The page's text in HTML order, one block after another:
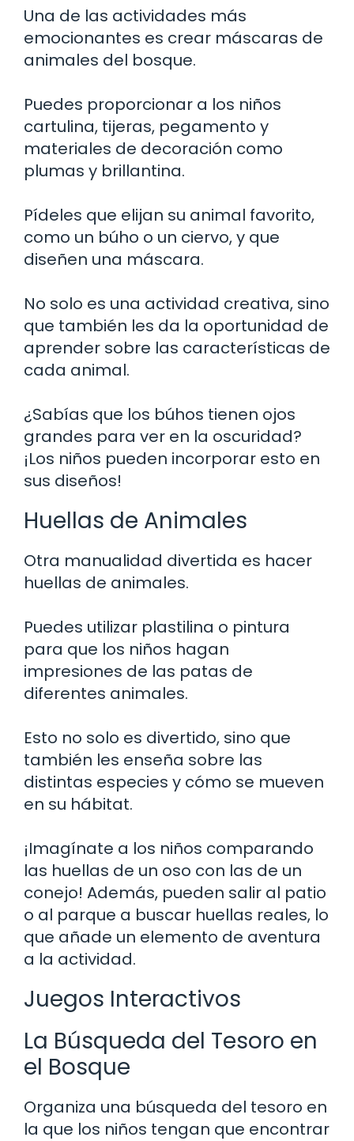
Una de las actividades más
emocionantes es crear máscaras de
animales del bosque.
Puedes proporcionar a los niños
cartulina, tijeras, pegamento y
materiales de decoración como
plumas y brillantina.
Pídeles que elijan su animal favorito,
como un búho o un ciervo, y que
diseñen una máscara.
No solo es una actividad creativa, sino
que también les da la oportunidad de
aprender sobre las características de
cada animal.
¿Sabías que los búhos tienen ojos
grandes para ver en la oscuridad?
¡Los niños pueden incorporar esto en
sus diseños!
Huellas de Animales
Otra manualidad divertida es hacer
huellas de animales.
Puedes utilizar plastilina o pintura
para que los niños hagan
impresiones de las patas de
diferentes animales.
Esto no solo es divertido, sino que
también les enseña sobre las
distintas especies y cómo se mueven
en su hábitat.
¡Imagínate a los niños comparando
las huellas de un oso con las de un
conejo! Además, pueden salir al patio
o al parque a buscar huellas reales, lo
que añade un elemento de aventura
a la actividad.
Juegos Interactivos
La Búsqueda del Tesoro en
el Bosque
Organiza una búsqueda del tesoro en
la que los niños tengan que encontrar